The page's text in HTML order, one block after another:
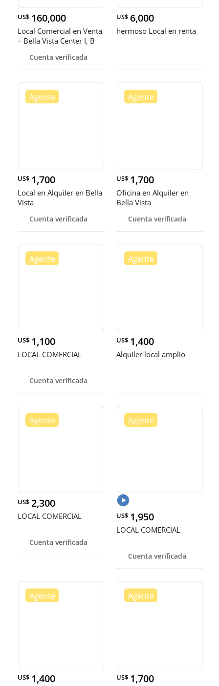
US$ 160,000
Local Comercial en Venta
– Bella Vista Center I, B
Cuenta verificada
US$ 6,000
hermoso Local en renta
US$ 1,700
Local en Alquiler en Bella
Vista
Cuenta verificada
US$ 1,700
Oficina en Alquiler en
Bella Vista
Cuenta verificada
US$ 1,100
LOCAL COMERCIAL
Cuenta verificada
US$ 1,400
Alquiler local amplio
US$ 2,300
LOCAL COMERCIAL
Cuenta verificada
US$ 1,950
LOCAL COMERCIAL
Cuenta verificada
US$ 1,400 US$ 1,700